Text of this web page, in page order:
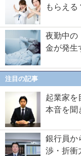
もらえる
夜勤中の
金が発生
注目の記事
起業家を
本音を聞
銀行員か
渉・折衝